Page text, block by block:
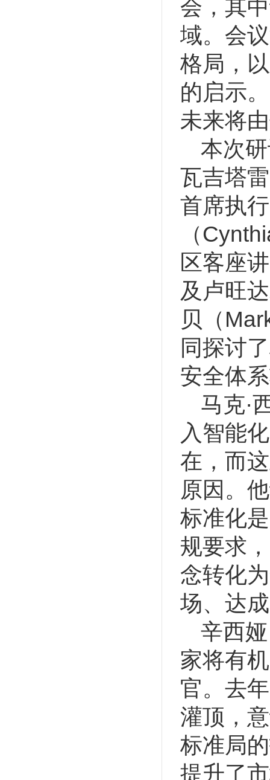
会，其
域。会
格局，
的启示
未来将
本次
瓦吉塔
首席执
（
区客座
及卢旺
贝（
同探讨
安全体
马克·
入智能
在，而
原因。
标准化
规要求
念转化
场、达
辛西
家将有
官。去
灌顶，
标准局
提升了